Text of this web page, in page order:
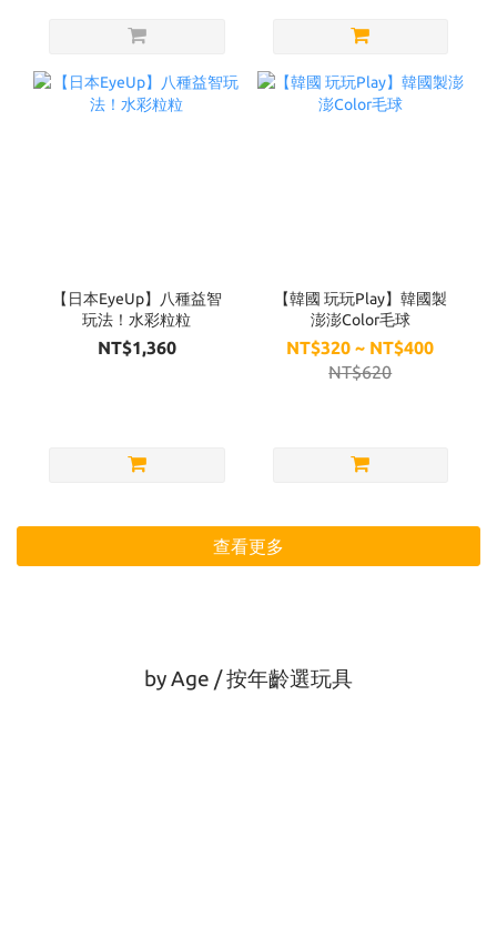
【日本EyeUp】八種益智
玩法！水彩粒粒
NT$1,360
【韓國 玩玩Play】韓國製
澎澎Color毛球
NT$320 ~ NT$400
NT$620
查看更多
by Age / 按年齡選玩具